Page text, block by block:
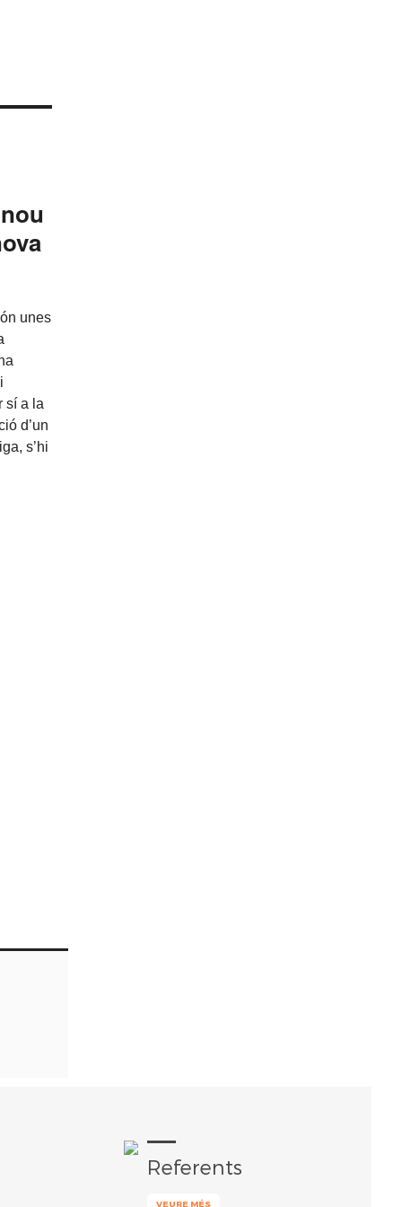
unes
sí a la
d’un
s’hi
Referents
VEURE MÉS